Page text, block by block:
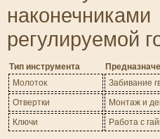
регулируемой
Тип инструмента
Молоток
Забивание
Отвертки
Монтаж и
Ключи
Работа с